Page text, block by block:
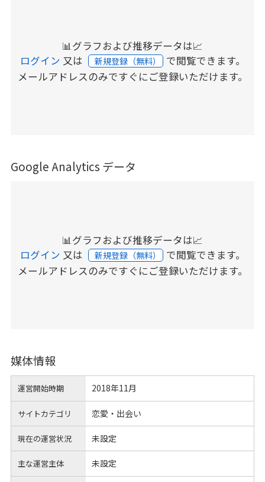
📊グラフおよび推移データは📈
ログイン 又は 新規登録（無料） で閲覧できます。
メールアドレスのみですぐにご登録いただけます。
Google Analytics データ
📊グラフおよび推移データは📈
ログイン 又は 新規登録（無料） で閲覧できます。
メールアドレスのみですぐにご登録いただけます。
媒体情報
運営開始時期 2018年11月
サイトカテゴリ 恋愛・出会い
現在の運営状況 未設定
主な運営主体 未設定